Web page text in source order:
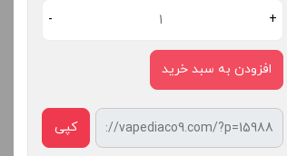
- +
افزودن به سبد خرید
کپی